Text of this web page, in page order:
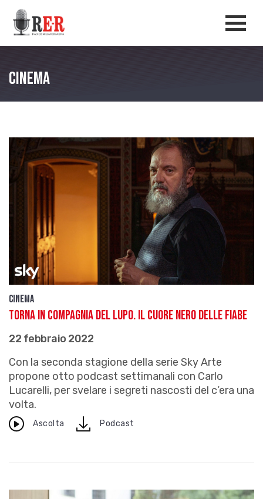
Salta al contenuto principale
Cinema
Cinema
Torna In compagnia del lupo. Il cuore nero delle fiabe
22 febbraio 2022
Con la seconda stagione della serie Sky Arte
propone otto podcast settimanali con Carlo
Lucarelli, per svelare i segreti nascosti del c’era una
volta.
Ascolta downloadPodcast